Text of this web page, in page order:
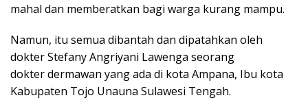
mahal dan memberatkan bagi warga kurang mampu.
Namun, itu semua dibantah dan dipatahkan oleh
dokter Stefany Angriyani Lawenga seorang
dokter dermawan yang ada di kota Ampana, Ibu kota
Kabupaten Tojo Unauna Sulawesi Tengah.